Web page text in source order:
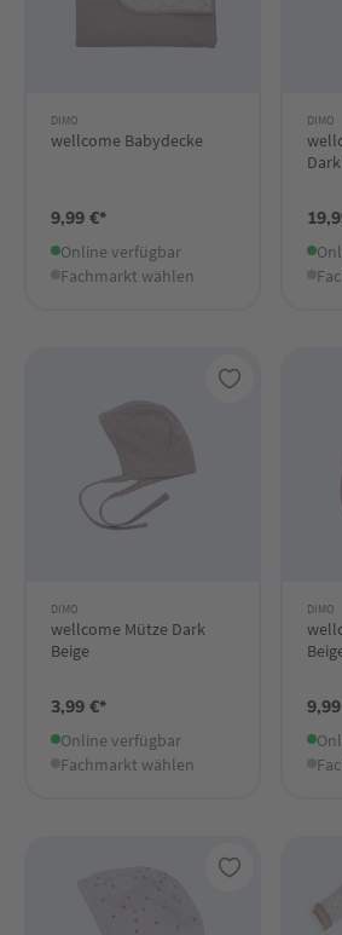
DIMO
wellcome Babydecke
9,99 €*
Online verfügbar
Fachmarkt wählen
DIMO
DIMO
wellcome Mütze Dark
Beige
3,99 €*
Online verfügbar
Fachmarkt wählen
DIMO